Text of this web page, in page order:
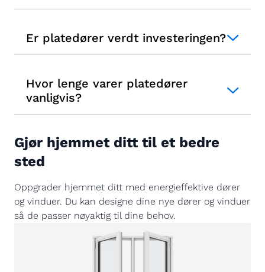
Er platedører verdt investeringen?
Hvor lenge varer platedører
vanligvis?
Gjør hjemmet ditt til et bedre
sted
Oppgrader hjemmet ditt med energieffektive dører
og vinduer. Du kan designe dine nye dører og vinduer
så de passer nøyaktig til dine behov.